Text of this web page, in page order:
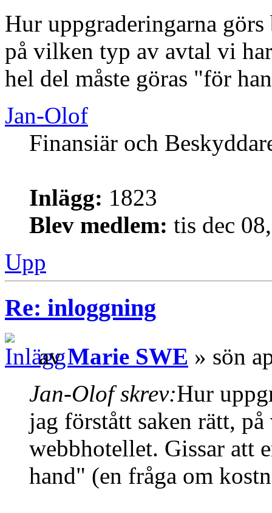
Hur uppgraderingarna
på vilken typ av avtal vi
hel del måste göras "för
Jan-Olof
Finansiär och
Inlägg: 1823
Blev medlem: tis dec
Upp
Re: inloggning
avMarie SWE » sön
Jan-Olof skrev:Hur
jag förstått saken rätt,
webbhotellet. Gissar att
hand" (en fråga om